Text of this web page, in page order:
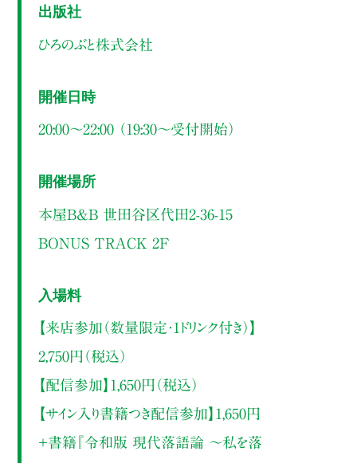
出版社
ひろのぶと株式会社
開催日時
20:00～22:00 （19:30〜受付開始）
開催場所
本屋B&B 世田谷区代田2-36-15
BONUS TRACK 2F
入場料
【来店参加（数量限定・1ドリンク付き）】
2,750円（税込）
【配信参加】1,650円（税込）
【サイン入り書籍つき配信参加】1,650円
＋書籍『令和版 現代落語論 〜私を落